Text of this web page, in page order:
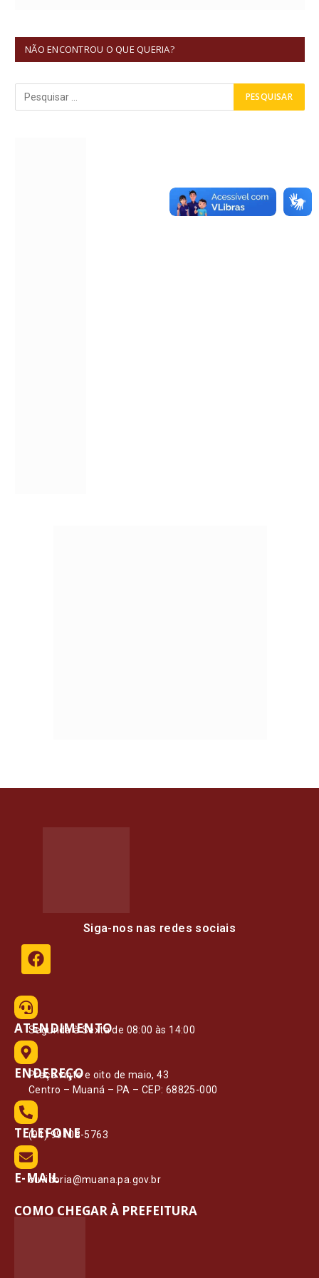
NÃO ENCONTROU O QUE QUERIA?
Siga-nos nas redes sociais
ATENDIMENTO
Segunda à Sexta de 08:00 às 14:00
ENDEREÇO
Praça vinte e oito de maio, 43
Centro – Muaná – PA – CEP: 68825-000
TELEFONE
(91) 99108-5763
E-MAIL
ouvidoria@muana.pa.gov.br
COMO CHEGAR À PREFEITURA